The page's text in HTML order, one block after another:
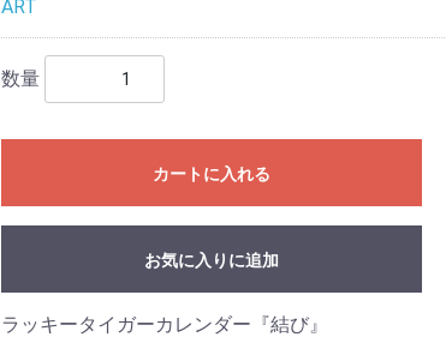
ART
数量
カートに入れる
お気に入りに追加
ラッキータイガーカレンダー『結び』